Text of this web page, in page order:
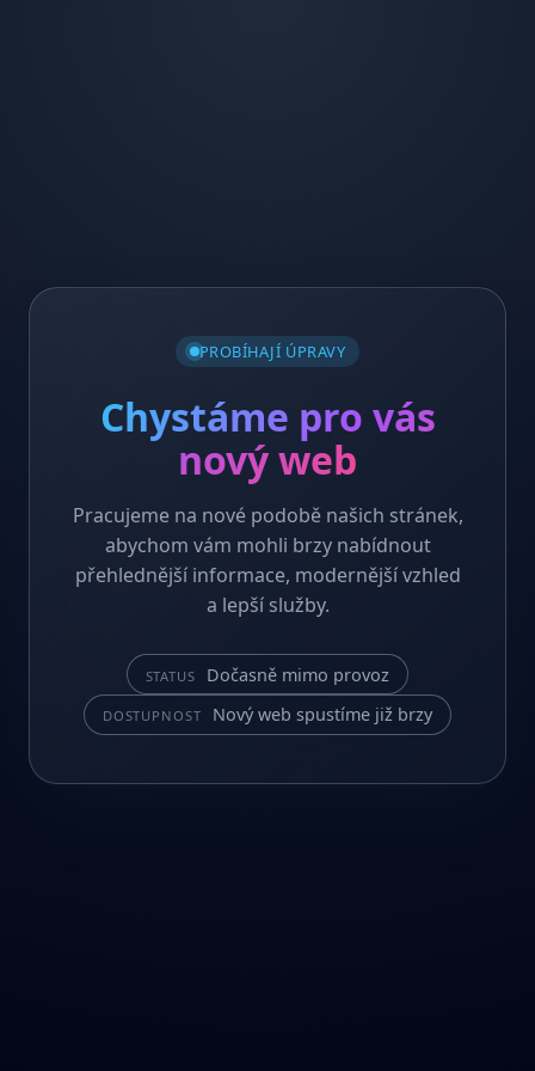
PROBÍHAJÍ ÚPRAVY
Chystáme pro vás
nový web
Pracujeme na nové podobě našich stránek,
abychom vám mohli brzy nabídnout
přehlednější informace, modernější vzhled
a lepší služby.
STATUS Dočasně mimo provoz
DOSTUPNOST Nový web spustíme již brzy